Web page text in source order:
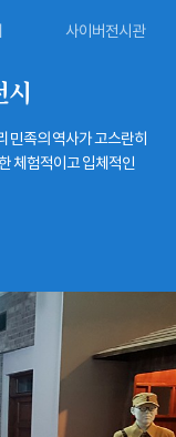
사이버전시관
시
민족의 역사가 고스란히
체험적이고 입체적인